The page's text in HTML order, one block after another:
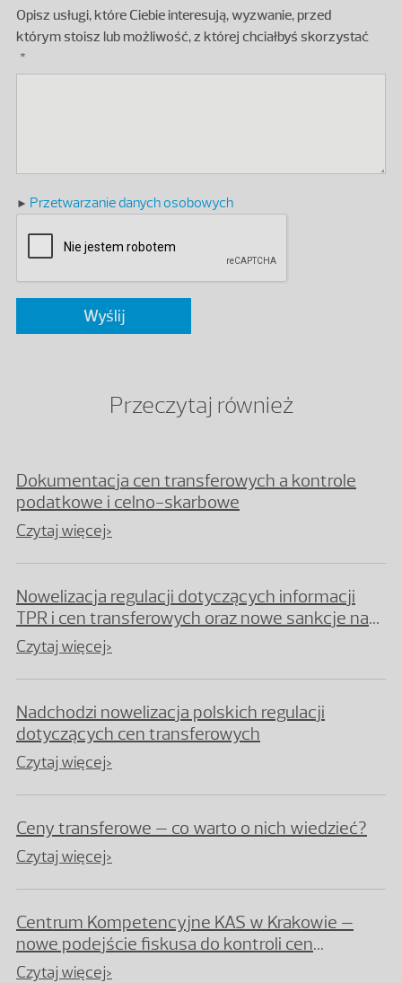
Opisz usługi, które Ciebie interesują, wyzwanie, przed
którym stoisz lub możliwość, z której chciałbyś skorzystać
Przetwarzanie danych osobowych
Przeczytaj również
Dokumentacja cen transferowych a kontrole
podatkowe i celno-skarbowe
Czytaj więcej>
Nowelizacja regulacji dotyczących informacji
TPR i cen transferowych oraz nowe sankcje na
gruncie Kodeksu karnego skarbowego
Czytaj więcej>
Nadchodzi nowelizacja polskich regulacji
dotyczących cen transferowych
Czytaj więcej>
Ceny transferowe – co warto o nich wiedzieć?
Czytaj więcej>
Centrum Kompetencyjne KAS w Krakowie –
nowe podejście fiskusa do kontroli cen
transferowych
Czytaj więcej>